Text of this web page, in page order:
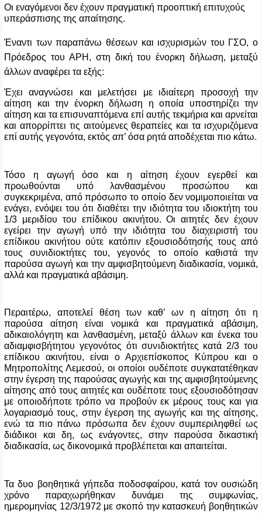
Οι εναγόμενοι δεν έχουν πραγματική προοπτική επιτυχούς
υπεράσπισης της απαίτησης.
Έναντι των παραπάνω θέσεων και ισχυρισμών του ΓΣΟ, ο
Πρόεδρος του ΑΡΗ, στη δική του ένορκη δήλωση, μεταξύ
άλλων αναφέρει τα εξής:
Έχει αναγνώσει και μελετήσει με ιδιαίτερη προσοχή την
αίτηση και την ένορκη δήλωση η οποία υποστηρίζει την
αίτηση και τα επισυναπτόμενα επί αυτής τεκμήρια και αρνείται
και απορρίπτει τις αιτούμενες θεραπείες και τα ισχυριζόμενα
επί αυτής γεγονότα, εκτός απ’ όσα ρητά αποδέχεται πιο κάτω.
Τόσο η αγωγή όσο και η αίτηση έχουν εγερθεί και
προωθούνται υπό λανθασμένου προσώπου και
συγκεκριμένα, από πρόσωπο το οποίο δεν νομιμοποιείται να
ενάγει, ενόψει του ότι διαθέτει την ιδιότητα του ιδιοκτήτη του
1/3 μεριδίου του επίδικου ακινήτου. Οι αιτητές δεν έχουν
εγείρει την αγωγή υπό την ιδιότητα του διαχειριστή του
επίδικου ακινήτου ούτε κατόπιν εξουσιοδότησής τους από
τους συνιδιοκτήτες του, γεγονός το οποίο καθιστά την
παρούσα αγωγή και την αμφισβητούμενη διαδικασία, νομικά,
αλλά και πραγματικά αβάσιμη.
Περαιτέρω, αποτελεί θέση των καθ’ ων η αίτηση ότι η
παρούσα αίτηση είναι νομικά και πραγματικά αβάσιμη,
αδικαιολόγητη και λανθασμένη, μεταξύ άλλων και ένεκα του
αδιαμφισβήτητου γεγονότος ότι συνιδιοκτήτες κατά 2/3 του
επίδικου ακινήτου, είναι ο Αρχιεπίσκοπος Κύπρου και ο
Μητροπολίτης Λεμεσού, οι οποίοι ουδέποτε συγκατατέθηκαν
στην έγερση της παρούσας αγωγής και της αμφισβητούμενης
αίτησης από τους αιτητές και ουδέποτε τους εξουσιοδότησαν
με οποιοδήποτε τρόπο να προβούν εκ μέρους τους και για
λογαριασμό τους, στην έγερση της αγωγής και της αίτησης,
ενώ τα πιο πάνω πρόσωπα δεν έχουν συμπεριληφθεί ως
διάδικοι και δη, ως ενάγοντες, στην παρούσα δικαστική
διαδικασία, ως δικονομικά προβλέπεται και απαιτείται.
Τα δυο βοηθητικά γήπεδα ποδοσφαίρου, κατά τον ουσιώδη
χρόνο παραχωρήθηκαν δυνάμει της συμφωνίας,
ημερομηνίας 12/3/1972 με σκοπό την κατασκευή βοηθητικών